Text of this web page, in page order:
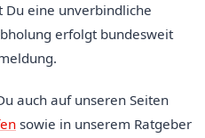
eine unverbindliche
erfolgt bundesweit
auch auf unseren Seiten
sowie in unserem Ratgeber